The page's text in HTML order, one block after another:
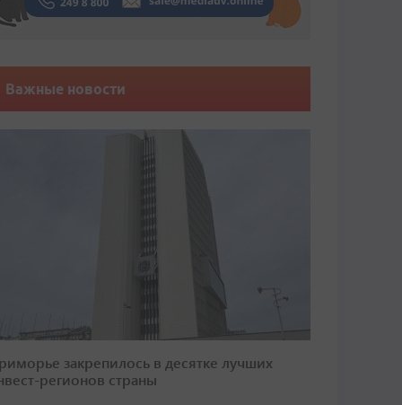
Важные новости
закрепилось в десятке лучших
регионов страны